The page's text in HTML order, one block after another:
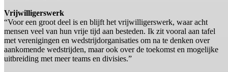
Vrijwilligerswerk
“Voor een groot deel is en blijft het vrijwilligerswerk, waar acht
mensen veel van hun vrije tijd aan besteden. Ik zit vooral aan tafel
met verenigingen en wedstrijdorganisaties om na te denken over
aankomende wedstrijden, maar ook over de toekomst en mogelijke
uitbreiding met meer teams en divisies.”